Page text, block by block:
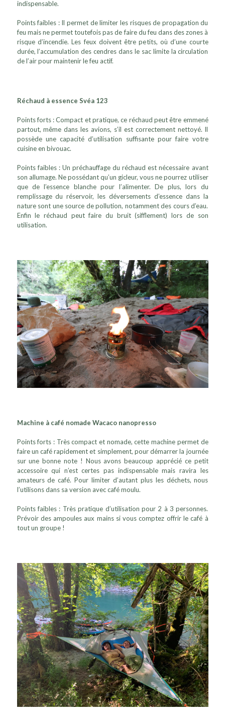
indispensable.
Points faibles : Il permet de limiter les risques de propagation du
feu mais ne permet toutefois pas de faire du feu dans des zones à
risque d’incendie. Les feux doivent être petits, où d’une courte
durée, l’accumulation des cendres dans le sac limite la circulation
de l’air pour maintenir le feu actif.
Réchaud à essence Svéa 123
Points forts : Compact et pratique, ce réchaud peut être emmené
partout, même dans les avions, s’il est correctement nettoyé. Il
possède une capacité d’utilisation suffisante pour faire votre
cuisine en bivouac.
Points faibles : Un préchauffage du réchaud est nécessaire avant
son allumage. Ne possédant qu’un gicleur, vous ne pourrez utiliser
que de l’essence blanche pour l’alimenter. De plus, lors du
remplissage du réservoir, les déversements d’essence dans la
nature sont une source de pollution, notamment des cours d’eau.
Enfin le réchaud peut faire du bruit (sifflement) lors de son
utilisation.
Machine à café nomade Wacaco nanopresso
Points forts : Très compact et nomade, cette machine permet de
faire un café rapidement et simplement, pour démarrer la journée
sur une bonne note ! Nous avons beaucoup apprécié ce petit
accessoire qui n’est certes pas indispensable mais ravira les
amateurs de café. Pour limiter d’autant plus les déchets, nous
l’utilisons dans sa version avec café moulu.
Points faibles : Très pratique d’utilisation pour 2 à 3 personnes.
Prévoir des ampoules aux mains si vous comptez offrir le café à
tout un groupe !